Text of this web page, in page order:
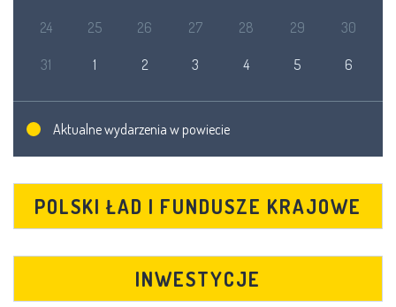
24 25 26 27 28 29 30
31 1 2 3 4 5 6
Aktualne wydarzenia w powiecie
POLSKI ŁAD I FUNDUSZE KRAJOWE
INWESTYCJE